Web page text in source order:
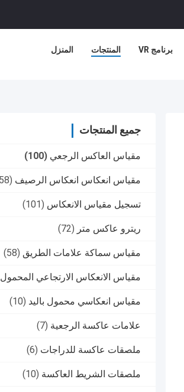
المنزل المنتجات برنامج VR
جميع المنتجات
مقياس العاكس الرجعي (100)
مقياس انعكاس انعكاس الرصيف (58)
تسجيل مقياس الانعكاس (101)
ريترو عاكس متر (72)
مقياس سماكة علامات الطريق (58)
مقياس الانعكاس الارتجاعي المحمول
مقياس انعكاسي محمول باليد (10)
علامات عاكسة الرجعية (7)
ملصقات عاكسة للدراجات (6)
ملصقات الشريط العاكسة (10)